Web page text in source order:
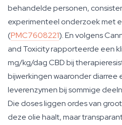
behandelde personen,
experimenteel onderzoek met
(PMC7608221). En volgens
and Toxicityrapporteerde een
mg/kg/dag CBD bij
bijwerkingen waaronder diarree
leverenzymen bij sommige
Die doses liggen ordes van
deze olie haalt, maar